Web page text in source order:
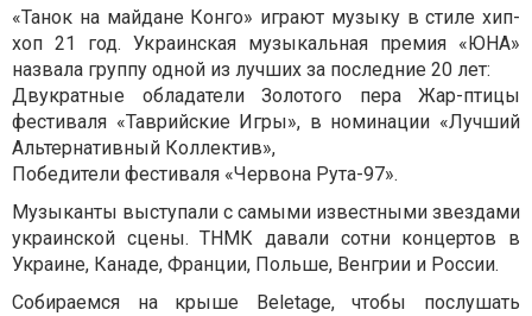
«Танок на майдане Конго» играют музыку в стиле хип-
хоп 21 год. Украинская музыкальная премия «ЮНА»
назвала группу одной из лучших за последние 20 лет:
Двукратные обладатели Золотого пера Жар-птицы
фестиваля «Таврийские Игры», в номинации «Лучший
Альтернативный Коллектив»,
Победители фестиваля «Червона Рута-97».
Музыканты выступали с самыми известными звездами
украинской сцены. ТНМК давали сотни концертов в
Украине, Канаде, Франции, Польше, Венгрии и России.
Собираемся на крыше Beletage, чтобы послушать